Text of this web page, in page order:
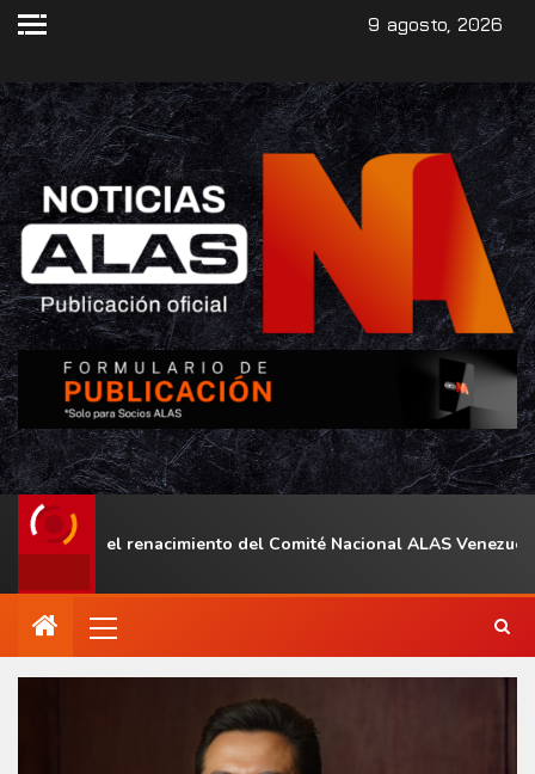
9 agosto, 2026
el renacimiento del Comité Nacional ALAS Venezuela